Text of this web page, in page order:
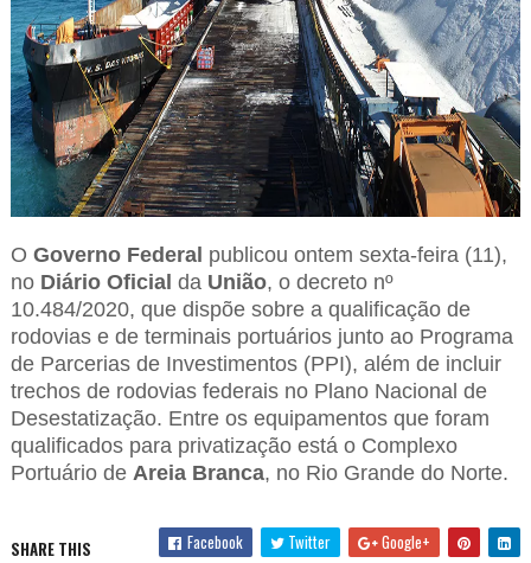
O Governo Federal publicou ontem sexta-feira (11),
noDiário Oficial da União, o decreto nº
10.484/2020, que dispõe sobre a qualificação de
rodovias e de terminais portuários junto ao Programa
de Parcerias de Investimentos (PPI), além de incluir
trechos de rodovias federais no Plano Nacional de
Desestatização. Entre os equipamentos que foram
qualificados para privatização está o Complexo
Portuário de Areia Branca, no Rio Grande do Norte.
SHARE THIS Facebook Twitter Google+